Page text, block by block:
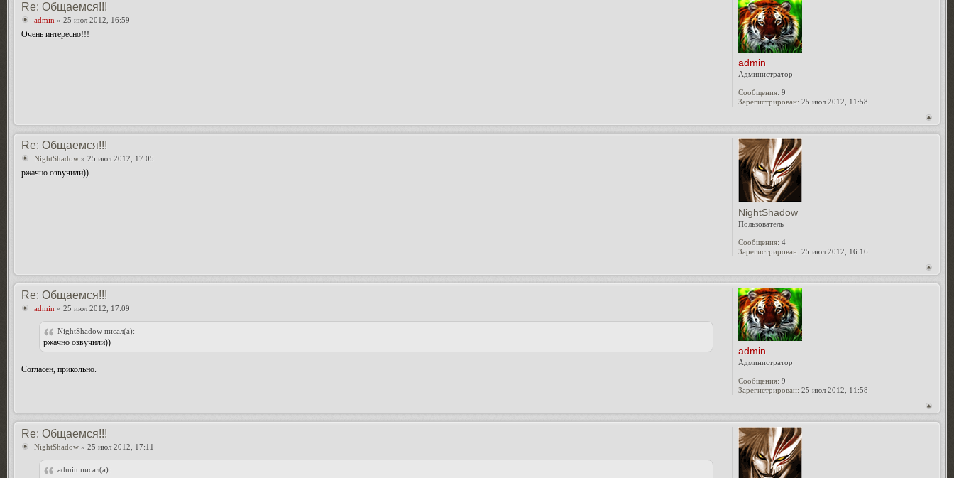
Re: Общаемся!!!
admin » 25 июл 2012, 16:59
Очень интересно!!!
admin
Администратор
Сообщения: 9
Зарегистрирован: 25 июл 2012, 11:58
Re: Общаемся!!!
NightShadow » 25 июл 2012, 17:05
ржачно озвучили))
NightShadow
Пользователь
Сообщения: 4
Зарегистрирован: 25 июл 2012, 16:16
Re: Общаемся!!!
admin » 25 июл 2012, 17:09
NightShadow писал(а):
ржачно озвучили))
Согласен, прикольно.
admin
Администратор
Сообщения: 9
Зарегистрирован: 25 июл 2012, 11:58
Re: Общаемся!!!
NightShadow » 25 июл 2012, 17:11
admin писал(а):